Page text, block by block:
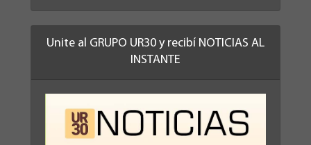
Unite al GRUPO UR30 y recibí NOTICIAS AL
INSTANTE